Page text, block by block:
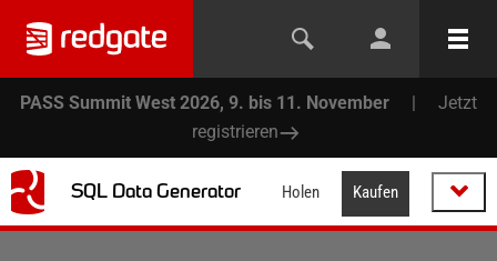
PASS Summit West 2026, 9. bis 11. November |
Jetzt
registrieren
SQL Data Generator Holen Kaufen